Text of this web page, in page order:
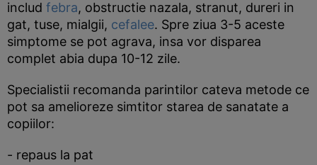
includ febra, obstructie nazala, stranut, dureri in
gat, tuse, mialgii, cefalee. Spre ziua 3-5 aceste
simptome se pot agrava, insa vor disparea
complet abia dupa 10-12 zile.
Specialistii recomanda parintilor cateva metode ce
pot sa amelioreze simtitor starea de sanatate a
copiilor:
- repaus la pat